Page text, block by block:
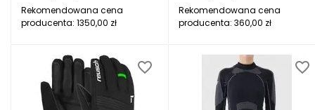
REIMA
RUDY PROJECT
Rekomendowana cena
producenta: 1350,00 zł
Rekomendowana cena
producenta: 360,00 zł